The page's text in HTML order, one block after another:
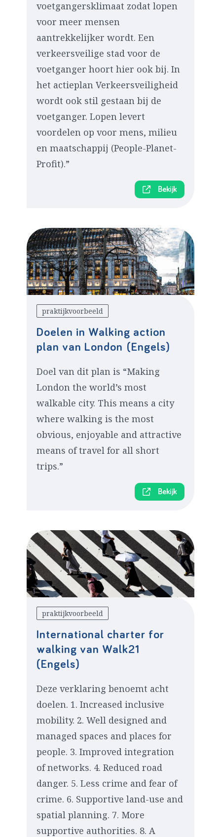
voetgangersklimaat zodat lopen
voor meer mensen
aantrekkelijker wordt. Een
verkeersveilige stad voor de
voetganger hoort hier ook bij. In
het actieplan Verkeersveiligheid
wordt ook stil gestaan bij de
voetganger. Lopen levert
voordelen op voor mens, milieu
en maatschappij (People-Planet-
Profit).”
Bekijk
praktijkvoorbeeld
Doelen in Walking action
plan van London (Engels)
Doel van dit plan is “Making
London the world’s most
walkable city. This means a city
where walking is the most
obvious, enjoyable and attractive
means of travel for all short
trips.”
Bekijk
praktijkvoorbeeld
International charter for
walking van Walk21
(Engels)
Deze verklaring benoemt acht
doelen. 1. Increased inclusive
mobility. 2. Well designed and
managed spaces and places for
people. 3. Improved integration
of networks. 4. Reduced road
danger. 5. Less crime and fear of
crime. 6. Supportive land-use and
spatial planning. 7. More
supportive authorities. 8. A